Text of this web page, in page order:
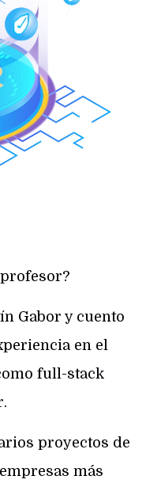
Gabor y cuento
en el
full-stack
proyectos de
más